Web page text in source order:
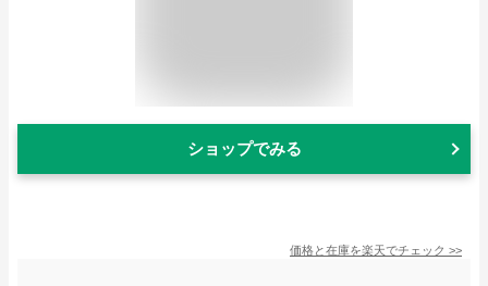
ショップでみる
価格と在庫を楽天でチェック >>